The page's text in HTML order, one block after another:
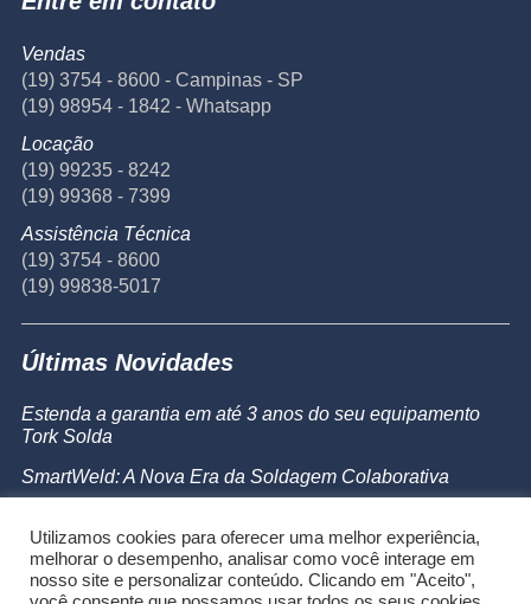
Vendas
(19) 3754 - 8600 - Campinas - SP
(19) 98954 - 1842 - Whatsapp
Locação
(19) 99235 - 8242
(19) 99368 - 7399
Assistência Técnica
(19) 3754 - 8600
(19) 99838-5017
Últimas Novidades
Estenda a garantia em até 3 anos do seu equipamento
Tork Solda
SmartWeld: A Nova Era da Soldagem Colaborativa
Powermax 45 SYNC
Utilizamos cookies para oferecer uma melhor experiência,
melhorar o desempenho, analisar como você interage em
nosso site e personalizar conteúdo. Clicando em "Aceito",